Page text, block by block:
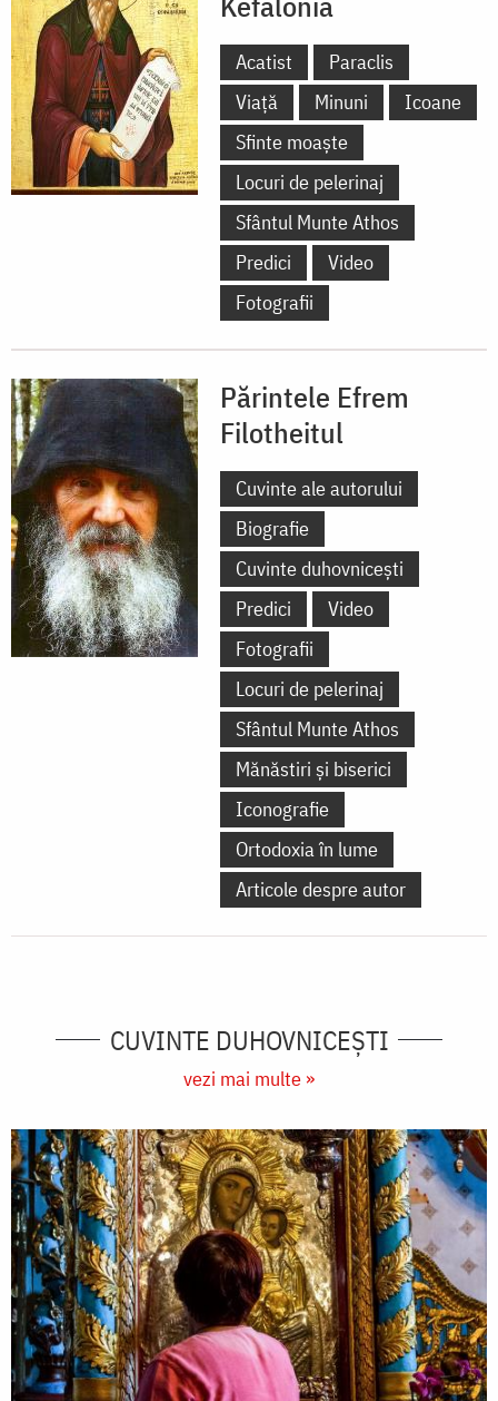
Acatist
Paraclis
Viață
Minuni
Icoane
Sfinte moaște
Locuri de pelerinaj
Sfântul Munte Athos
Predici
Video
Fotografii
Părintele Efrem
Filotheitul
Cuvinte ale autorului
Biografie
Cuvinte duhovnicești
Predici
Video
Fotografii
Locuri de pelerinaj
Sfântul Munte Athos
Mănăstiri și biserici
Iconografie
Ortodoxia în lume
Articole despre autor
CUVINTE DUHOVNICEȘTI
vezi mai multe »